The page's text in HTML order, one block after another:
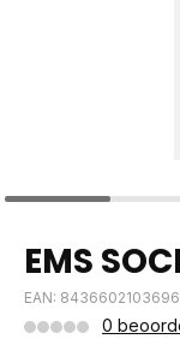
EMS
EAN: 8436602103696
0